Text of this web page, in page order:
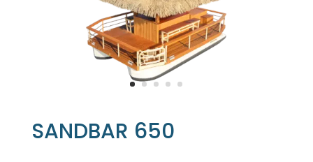
SANDBAR 650